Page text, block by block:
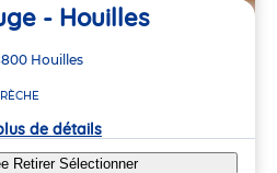
- Houilles
Houilles
de détails
Retirer Sélectionner